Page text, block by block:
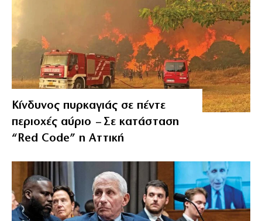
Κίνδυνος πυρκαγιάς σε πέντε
περιοχές αύριο – Σε κατάσταση
“Red Code” η Αττική